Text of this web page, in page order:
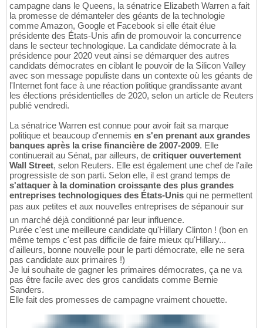
campagne dans le Queens, la sénatrice Elizabeth Warren a fait
la promesse de démanteler des géants de la technologie
comme Amazon, Google et Facebook si elle était élue
présidente des États-Unis afin de promouvoir la concurrence
dans le secteur technologique. La candidate démocrate à la
présidence pour 2020 veut ainsi se démarquer des autres
candidats démocrates en ciblant le pouvoir de la Silicon Valley
avec son message populiste dans un contexte où les géants de
l'Internet font face à une réaction politique grandissante avant
les élections présidentielles de 2020, selon un article de Reuters
publié vendredi.
La sénatrice Warren est connue pour avoir fait sa marque
politique et beaucoup d'ennemis en s'en prenant aux grandes
banques après la crise financière de 2007-2009. Elle
continuerait au Sénat, par ailleurs, de critiquer ouvertement
Wall Street, selon Reuters. Elle est également une chef de l'aile
progressiste de son parti. Selon elle, il est grand temps de
s'attaquer à la domination croissante des plus grandes
entreprises technologiques des États-Unis qui ne permettent
pas aux petites et aux nouvelles entreprises de sépanouir sur
un marché déjà conditionné par leur influence.
Purée c'est une meilleure candidate qu'Hillary Clinton ! (bon en
même temps c'est pas difficile de faire mieux qu'Hillary...
d'ailleurs, bonne nouvelle pour le parti démocrate, elle ne sera
pas candidate aux primaires !)
Je lui souhaite de gagner les primaires démocrates, ça ne va
pas être facile avec des gros candidats comme Bernie
Sanders.
Elle fait des promesses de campagne vraiment chouette.